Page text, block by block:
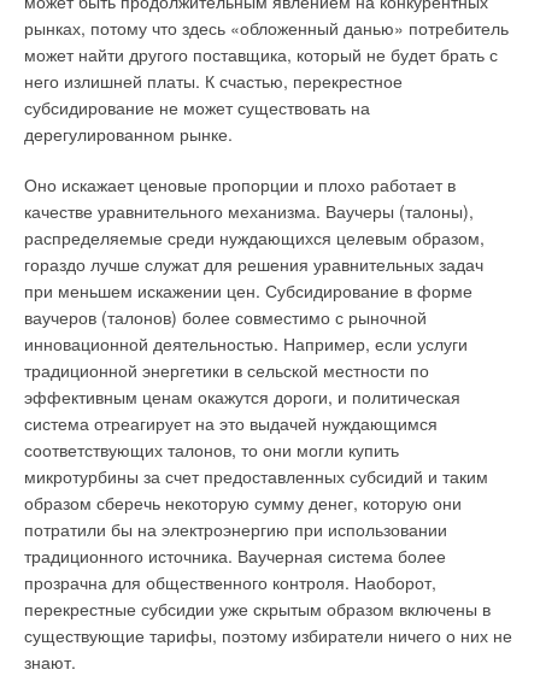
рынках, потому что здесь «обложенный данью» потребитель
может найти другого поставщика, который не будет брать с
него излишней платы. К счастью, перекрестное
субсидирование не может существовать на
дерегулированном рынке.
Оно искажает ценовые пропорции и плохо работает в
качестве уравнительного механизма. Ваучеры (талоны),
распределяемые среди нуждающихся целевым образом,
гораздо лучше служат для решения уравнительных задач
при меньшем искажении цен. Субсидирование в форме
ваучеров (талонов) более совместимо с рыночной
инновационной деятельностью. Например, если услуги
традиционной энергетики в сельской местности по
эффективным ценам окажутся дороги, и политическая
система отреагирует на это выдачей нуждающимся
соответствующих талонов, то они могли купить
микротурбины за счет предоставленных субсидий и таким
образом сберечь некоторую сумму денег, которую они
потратили бы на электроэнергию при использовании
традиционного источника. Ваучерная система более
прозрачна для общественного контроля. Наоборот,
перекрестные субсидии уже скрытым образом включены в
существующие тарифы, поэтому избиратели ничего о них не
знают.